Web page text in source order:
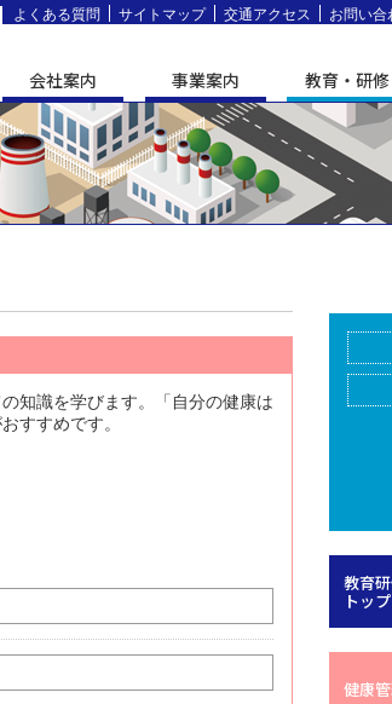
よくある質問 サイトマップ 交通アクセス お問い合
会社案内 事業案内 教育・研修
知識を学びます。「自分の健康は
すすめです。
教育
トップ
健康